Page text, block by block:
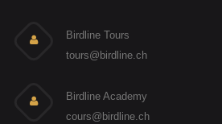
Birdline Tours
tours@birdline.ch
Birdline Academy
cours@birdline.ch